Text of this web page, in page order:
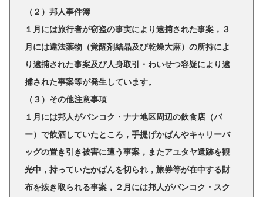
（２）邦人事件簿
１月には旅行者が窃盗の事実により逮捕された事案，３
月には違法薬物（覚醒剤結晶及び乾燥大麻）の所持によ
り逮捕された事案及び人身取引・わいせつ容疑により逮
捕された事案等が発生しています。
（３）その他注意事項
１月には邦人がバンコク・ナナ地区周辺の飲食店（バ
ー）で飲酒していたところ，手提げかばんやキャリーバ
ッグの置き引き被害に遭う事案，またアユタヤ遺跡を観
光中，持っていたかばんを切られ，旅券等が在中する財
布を抜き取られる事案，２月には邦人がバンコク・スク